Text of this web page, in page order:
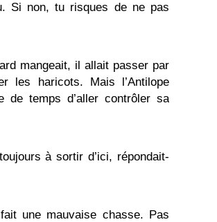
Si non, tu risques de ne pas
mangeait, il allait passer par
les haricots. Mais l’Antilope
de temps d’aller contrôler sa
à sortir d’ici, répondait-
une mauvaise chasse. Pas